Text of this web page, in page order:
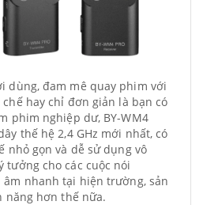
dùng, đam mê quay phim với
hay chỉ đơn giản là bạn có
phim nghiệp dư, BY-WM4
thế hệ 2,4 GHz mới nhất, có
nhỏ gọn và dễ sử dụng vô
tưởng cho các cuộc nói
nhanh tại hiện trường, sản
năng hơn thế nữa.